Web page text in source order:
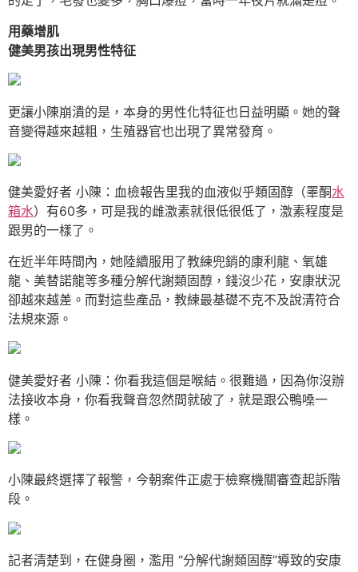
用藥增肌
健美男孩出現男性特征
更讓小陳崩潰的是，本身的男性化特征也日益明顯。她的聲
音變得越來越粗，生殖器官也出現了異常發育。
健美愛好者 小陳：血檢報告里我的血液似乎類固醇（睪酮水
箱水）有60多，可是我的雌激素就很低很低了，激素程度是
跟男的一樣了。
在近半年時間內，她陸續服用了教練兜銷的康利龍、氧雄
龍、美替諾龍等多種分解代謝類固醇，錢沒少花，安康狀況
卻越來越差。而對這些產品，教練最基礎不克不及說清符合
法規來源。
健美愛好者 小陳：你看我這個是喉結。很難過，因為你沒辦
法接收本身，你看我聲音忽然間就破了，就是跟公鴨嗓一
樣。
小陳最終選擇了報警，今朝案件正處于檢察機關審查起訴階
段。
記者清楚到，在健身圈，濫用 “分解代謝類固醇”導致的安康